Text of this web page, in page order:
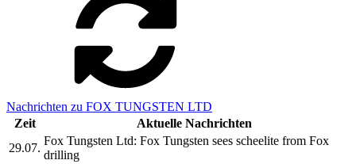
Nachrichten zu FOX TUNGSTEN LTD
Zeit
Aktuelle Nachrichten
29.07.
Fox Tungsten Ltd: Fox Tungsten sees scheelite from Fox
drilling